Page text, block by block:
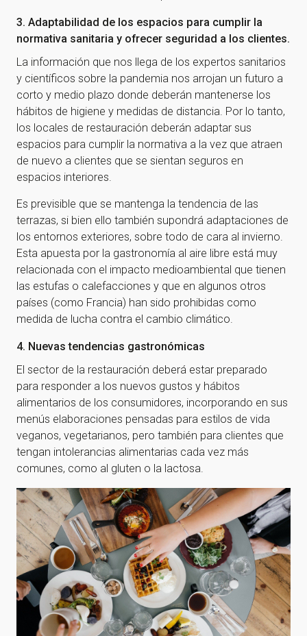
3. Adaptabilidad de los espacios para cumplir la
normativa sanitaria y ofrecer seguridad a los clientes.
La información que nos llega de los expertos sanitarios
y científicos sobre la pandemia nos arrojan un futuro a
corto y medio plazo donde deberán mantenerse los
hábitos de higiene y medidas de distancia. Por lo tanto,
los locales de restauración deberán adaptar sus
espacios para cumplir la normativa a la vez que atraen
de nuevo a clientes que se sientan seguros en
espacios interiores.
Es previsible que se mantenga la tendencia de las
terrazas, si bien ello también supondrá adaptaciones de
los entornos exteriores, sobre todo de cara al invierno.
Esta apuesta por la gastronomía al aire libre está muy
relacionada con el impacto medioambiental que tienen
las estufas o calefacciones y que en algunos otros
países (como Francia) han sido prohibidas como
medida de lucha contra el cambio climático.
4. Nuevas tendencias gastronómicas
El sector de la restauración deberá estar preparado
para responder a los nuevos gustos y hábitos
alimentarios de los consumidores, incorporando en sus
menús elaboraciones pensadas para estilos de vida
veganos, vegetarianos, pero también para clientes que
tengan intolerancias alimentarias cada vez más
comunes, como al gluten o la lactosa.